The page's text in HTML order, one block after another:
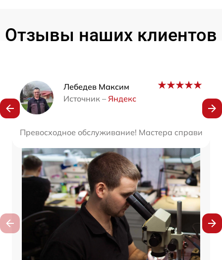
Отзывы наших клиентов
Лебедев Максим
Источник – Яндекс
Превосходное обслуживание! Мастера
Наши мастера